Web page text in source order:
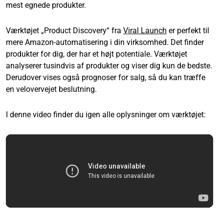
mest egnede produkter.
Værktøjet „Product Discovery“ fra Viral Launch er perfekt til
mere Amazon-automatisering i din virksomhed. Det finder
produkter for dig, der har et højt potentiale. Værktøjet
analyserer tusindvis af produkter og viser dig kun de bedste.
Derudover vises også prognoser for salg, så du kan træffe
en velovervejet beslutning.
I denne video finder du igen alle oplysninger om værktøjet: